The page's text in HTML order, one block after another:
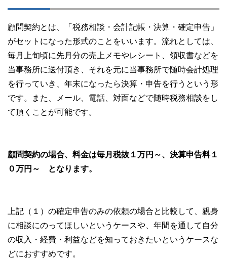
顧問契約とは、「税務相談・会計記帳・決算・確定申告」
がセットになった形式のことをいいます。流れとしては、
毎月上旬頃に先月分の売上メモやレシート、領収書などを
当事務所に送付頂き、それを元に当事務所で随時会計処理
を行っていき、年末になったら決算・申告を行うという形
です。また、メール、電話、対面などで随時税務相談をし
て頂くことが可能です。
顧問契約の場合、料金は毎月税抜１万円～、決算申告料１
０万円～ となります。
上記（１）の確定申告のみの依頼の場合と比較して、親身
に相談にのってほしいというケースや、年間を通して自分
の収入・経費・利益などを知っておきたいというケースな
どにおすすめです。